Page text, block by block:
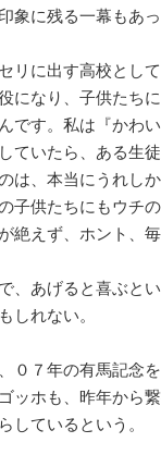
に残る一幕もあっ
リに出す高校とし
になり、子供たち
です。私は『かわ
ていたら、ある生
は、本当にうれし
子供たちにもウチ
絶えず、ホント、毎
、あげると喜ぶと
しれない。
０７年の有馬記念
ッホも、昨年から
しているという。